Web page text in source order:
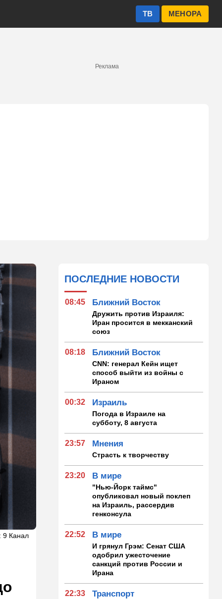
МЕНОРА
ТВ
Реклама
9 Канал
ПОСЛЕДНИЕ НОВОСТИ
08:45 Ближний Восток
Дружить против Израиля:
Иран просится в мекканский
союз
08:18 Ближний Восток
CNN: генерал Кейн ищет
способ выйти из войны с
Ираном
00:32 Израиль
Погода в Израиле на
субботу, 8 августа
23:57 Мнения
Страсть к творчеству
23:20 В мире
"Нью-Йорк таймс"
опубликовал новый поклеп
на Израиль, рассердив
генконсула
22:52 В мире
И грянул Грэм: Сенат США
одобрил ужесточение
санкций против России и
Ирана
22:33 Транспорт